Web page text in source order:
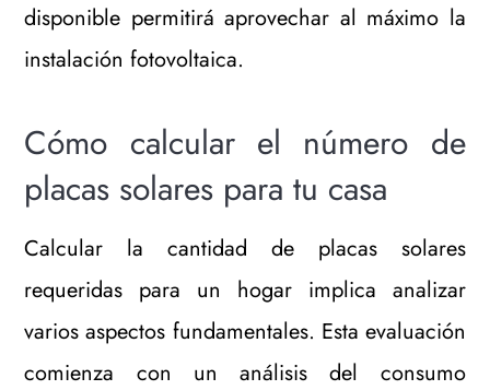
disponible permitirá aprovechar al máximo la
instalación fotovoltaica.
Cómo calcular el número de
placas solares para tu casa
Calcular la cantidad de placas solares
requeridas para un hogar implica analizar
varios aspectos fundamentales. Esta evaluación
comienza con un análisis del consumo